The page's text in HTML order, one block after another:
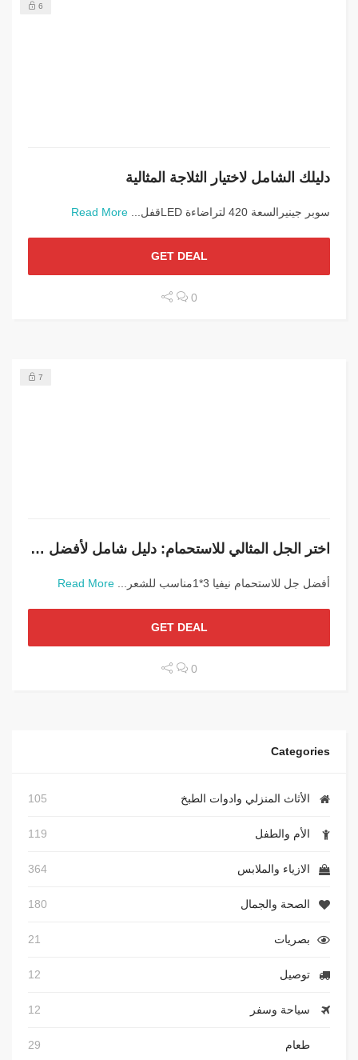
6
دليلك الشامل لاختيار الثلاجة المثالية
سوبر جينيرالسعة 420 لتراضاءة LEDقفل... Read More
GET DEAL
0
7
اختر الجل المثالي للاستحمام: دليل شامل لأفضل المنتجات
أفضل جل للاستحمام نيفيا 3*1مناسب للشعر... Read More
GET DEAL
0
Categories
الأثاث المنزلي وادوات الطبخ 105
الأم والطفل 119
الازياء والملابس 364
الصحة والجمال 180
بصريات 21
توصيل 12
سياحة وسفر 12
طعام 29